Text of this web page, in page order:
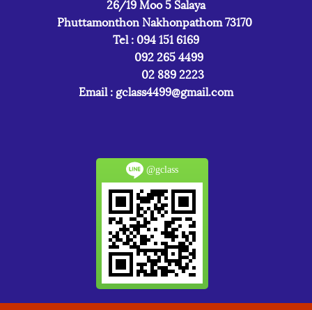
26/19 Moo 5 Salaya
Phuttamonthon Nakhonpathom 73170
Tel : 094 151 6169
092 265 4499
02 889 2223
Email : gclass4499@gmail.com
@gclass